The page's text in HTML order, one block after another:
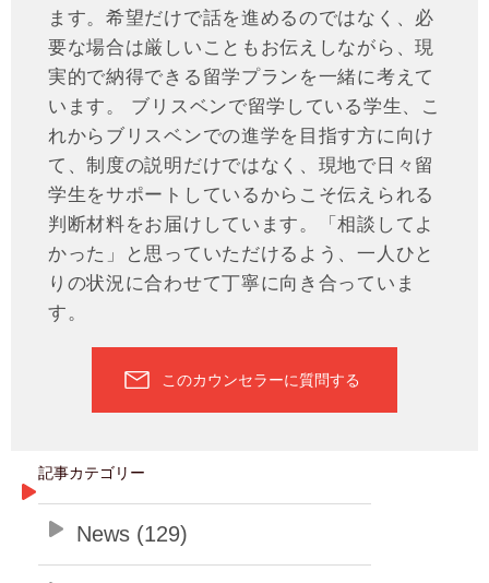
ます。希望だけで話を進めるのではなく、必
要な場合は厳しいこともお伝えしながら、現
実的で納得できる留学プランを一緒に考えて
います。 ブリスベンで留学している学生、こ
れからブリスベンでの進学を目指す方に向け
て、制度の説明だけではなく、現地で日々留
学生をサポートしているからこそ伝えられる
判断材料をお届けしています。「相談してよ
かった」と思っていただけるよう、一人ひと
りの状況に合わせて丁寧に向き合っていま
す。
このカウンセラーに質問する
記事カテゴリー
News (129)